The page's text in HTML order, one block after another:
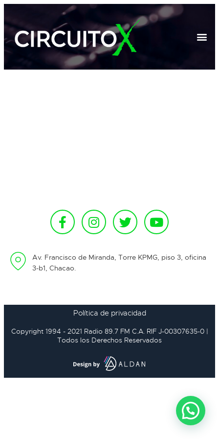
Av. Francisco de Miranda, Torre KPMG, piso 3, oficina
3-b1, Chacao.
Política de privacidad
Copyright 1994 - 2021 Radio 89.7 FM C.A. RIF J-00307635-0 |
Todos los Derechos Reservados